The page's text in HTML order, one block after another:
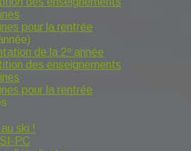
pour la rentrée
de la 2º année
des enseignements
pour la rentrée
ski !
PC